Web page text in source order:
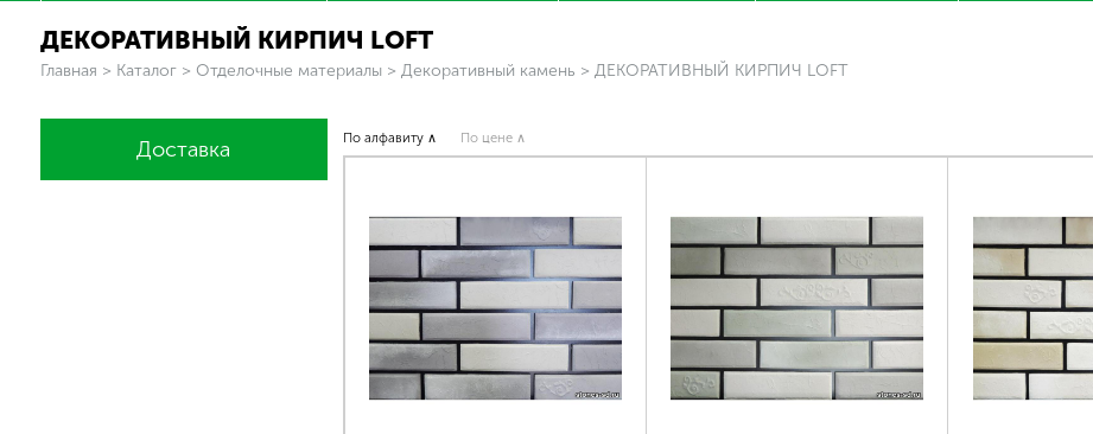
ДЕКОРАТИВНЫЙ КИРПИЧ LOFT
Вы здесь
Главная > Каталог > Отделочные материалы > Декоративный камень > ДЕКОРАТИВНЫЙ КИРПИЧ LOFT
Доставка По алфавиту ∧ По цене ∧